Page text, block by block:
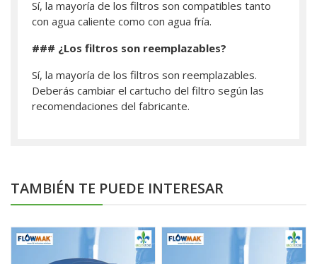
Sí, la mayoría de los filtros son compatibles tanto
con agua caliente como con agua fría.
### ¿Los filtros son reemplazables?
Sí, la mayoría de los filtros son reemplazables.
Deberás cambiar el cartucho del filtro según las
recomendaciones del fabricante.
TAMBIÉN TE PUEDE INTERESAR